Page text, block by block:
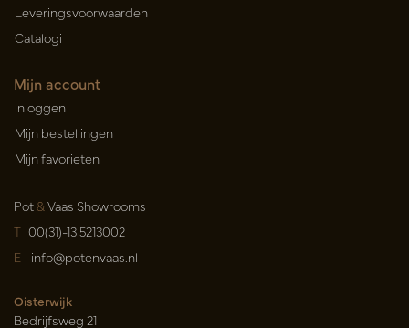
Leveringsvoorwaarden
Catalogi
Mijn account
Inloggen
Mijn bestellingen
Mijn favorieten
Pot&Vaas Showrooms
T 00(31)-13 5213002
E info@potenvaas.nl
Oisterwijk
Bedrijfsweg 21